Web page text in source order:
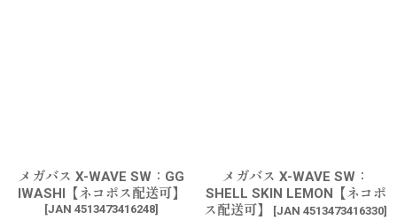
メガバス X-WAVE SW：GG
IWASHI【ネコポス配送可】
[JAN 4513473416248]
メガバス X-WAVE SW：
SHELL SKIN LEMON【ネコポ
ス配送可】
[JAN 4513473416330]